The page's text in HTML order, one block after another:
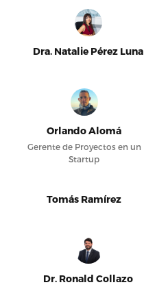
Dra. Natalie Pérez Luna
Orlando Alomá
Gerente de Proyectos en un
Startup
Tomás Ramírez
Dr. Ronald Collazo